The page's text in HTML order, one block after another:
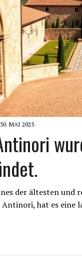
30. MAI 2025
der ältesten und
hat es eine